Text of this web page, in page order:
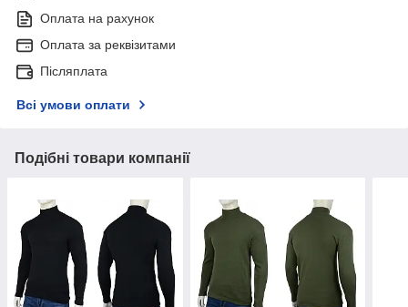
Оплата на рахунок
Оплата за реквізитами
Післяплата
Всі умови оплати
Подібні товари компанії